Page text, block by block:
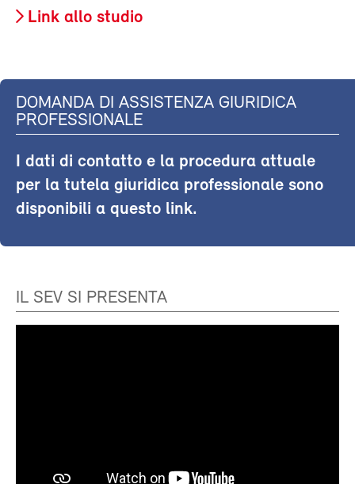
Link allo studio
DOMANDA DI ASSISTENZA GIURIDICA
PROFESSIONALE
I dati di contatto e la procedura attuale
per la tutela giuridica professionale sono
disponibili a questo link.
IL SEV SI PRESENTA